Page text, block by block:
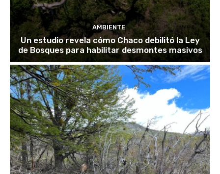
AMBIENTE
Un estudio revela cómo Chaco debilitó la Ley
de Bosques para habilitar desmontes masivos